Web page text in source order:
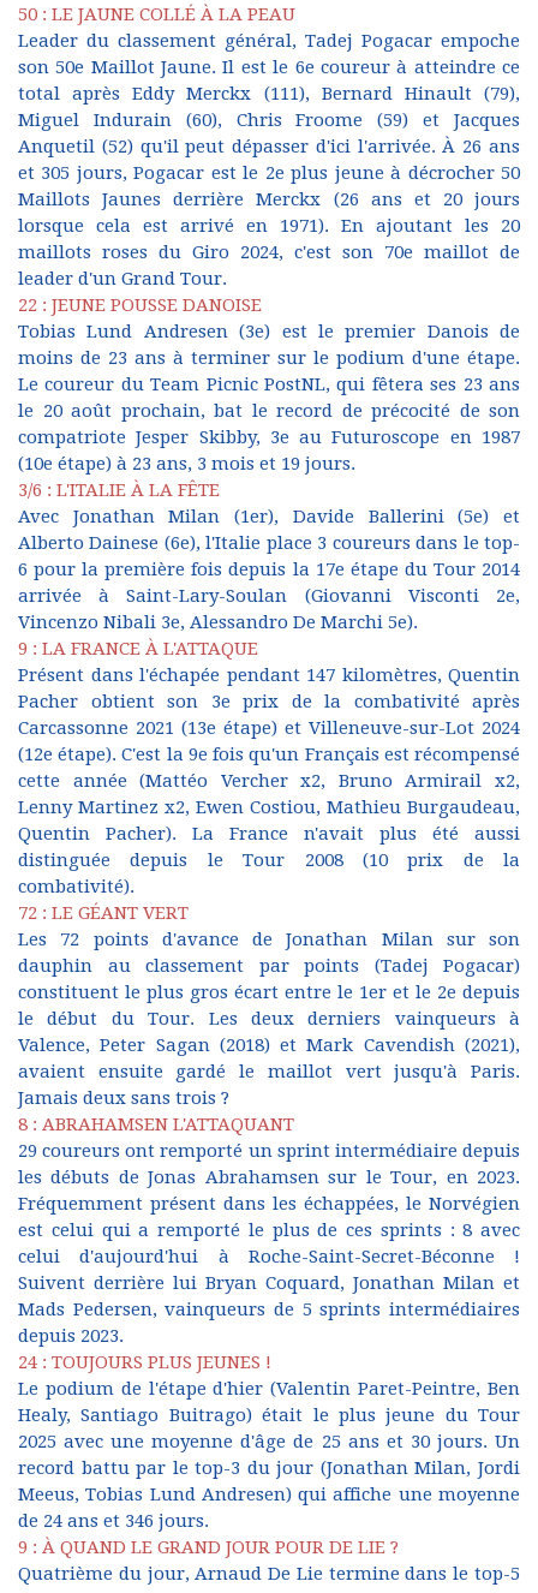
50 : LE JAUNE COLLÉ À LA PEAU
Leader du classement général, Tadej Pogacar empoche
son 50e Maillot Jaune. Il est le 6e coureur à atteindre ce
total après Eddy Merckx (111), Bernard Hinault (79),
Miguel Indurain (60), Chris Froome (59) et Jacques
Anquetil (52) qu'il peut dépasser d'ici l'arrivée. À 26 ans
et 305 jours, Pogacar est le 2e plus jeune à décrocher 50
Maillots Jaunes derrière Merckx (26 ans et 20 jours
lorsque cela est arrivé en 1971). En ajoutant les 20
maillots roses du Giro 2024, c'est son 70e maillot de
leader d'un Grand Tour.
22 : JEUNE POUSSE DANOISE
Tobias Lund Andresen (3e) est le premier Danois de
moins de 23 ans à terminer sur le podium d'une étape.
Le coureur du Team Picnic PostNL, qui fêtera ses 23 ans
le 20 août prochain, bat le record de précocité de son
compatriote Jesper Skibby, 3e au Futuroscope en 1987
(10e étape) à 23 ans, 3 mois et 19 jours.
3/6 : L'ITALIE À LA FÊTE
Avec Jonathan Milan (1er), Davide Ballerini (5e) et
Alberto Dainese (6e), l'Italie place 3 coureurs dans le top-
6 pour la première fois depuis la 17e étape du Tour 2014
arrivée à Saint-Lary-Soulan (Giovanni Visconti 2e,
Vincenzo Nibali 3e, Alessandro De Marchi 5e).
9 : LA FRANCE À L'ATTAQUE
Présent dans l'échapée pendant 147 kilomètres, Quentin
Pacher obtient son 3e prix de la combativité après
Carcassonne 2021 (13e étape) et Villeneuve-sur-Lot 2024
(12e étape). C'est la 9e fois qu'un Français est récompensé
cette année (Mattéo Vercher x2, Bruno Armirail x2,
Lenny Martinez x2, Ewen Costiou, Mathieu Burgaudeau,
Quentin Pacher). La France n'avait plus été aussi
distinguée depuis le Tour 2008 (10 prix de la
combativité).
72 : LE GÉANT VERT
Les 72 points d'avance de Jonathan Milan sur son
dauphin au classement par points (Tadej Pogacar)
constituent le plus gros écart entre le 1er et le 2e depuis
le début du Tour. Les deux derniers vainqueurs à
Valence, Peter Sagan (2018) et Mark Cavendish (2021),
avaient ensuite gardé le maillot vert jusqu'à Paris.
Jamais deux sans trois ?
8 : ABRAHAMSEN L'ATTAQUANT
29 coureurs ont remporté un sprint intermédiaire depuis
les débuts de Jonas Abrahamsen sur le Tour, en 2023.
Fréquemment présent dans les échappées, le Norvégien
est celui qui a remporté le plus de ces sprints : 8 avec
celui d'aujourd'hui à Roche-Saint-Secret-Béconne !
Suivent derrière lui Bryan Coquard, Jonathan Milan et
Mads Pedersen, vainqueurs de 5 sprints intermédiaires
depuis 2023.
24 : TOUJOURS PLUS JEUNES !
Le podium de l'étape d'hier (Valentin Paret-Peintre, Ben
Healy, Santiago Buitrago) était le plus jeune du Tour
2025 avec une moyenne d'âge de 25 ans et 30 jours. Un
record battu par le top-3 du jour (Jonathan Milan, Jordi
Meeus, Tobias Lund Andresen) qui affiche une moyenne
de 24 ans et 346 jours.
9 : À QUAND LE GRAND JOUR POUR DE LIE ?
Quatrième du jour, Arnaud De Lie termine dans le top-5